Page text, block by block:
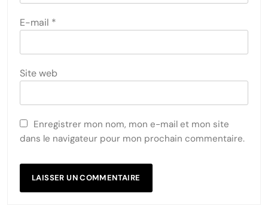
E-mail *
Site web
Enregistrer mon nom, mon e-mail et mon site
dans le navigateur pour mon prochain commentaire.